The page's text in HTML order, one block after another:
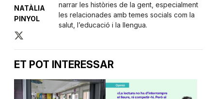
NATÀLIA
PINYOL
narrar les històries de la gent, especialment
les relacionades amb temes socials com la
salut, l’educació i la llengua.
ET POT INTERESSAR